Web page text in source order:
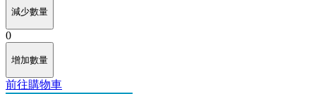
減少數量
0
增加數量
前往購物車